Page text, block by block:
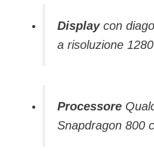
Displaycon
a risoluzione
Processore
Snapdragon 800